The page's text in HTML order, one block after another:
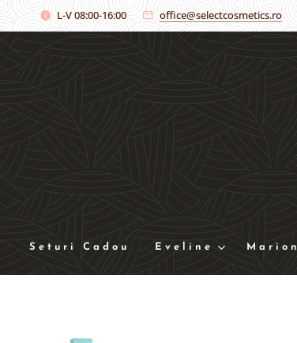
L-V 08:00-16:00 office@selectcosmetics.ro
Seturi Cadou Eveline Marion